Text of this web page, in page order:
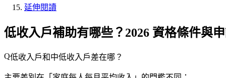
延伸閱讀
低收入戶補助有哪些？2026 資格條件與
低收入戶和中低收入戶差在哪？